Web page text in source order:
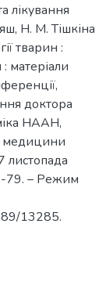
лікування
Н. М. Тішкіна
тварин :
матеріали
доктора
НААН,
медицини
листопада
79. – Режим
13285.